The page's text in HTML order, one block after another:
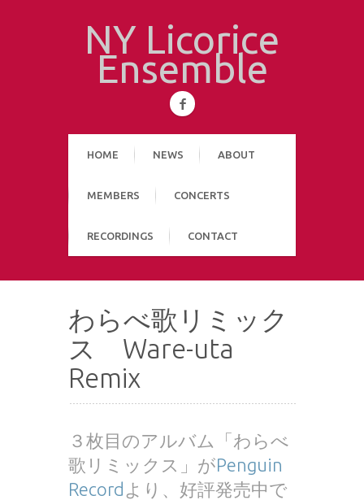
NY Licorice
Ensemble
HOME NEWS ABOUT
MEMBERS CONCERTS
RECORDINGS CONTACT
わらべ歌リミック
ス Ware-uta
Remix
３枚目のアルバム「わらべ
歌リミックス」がPenguin
Record より、好評発売中で